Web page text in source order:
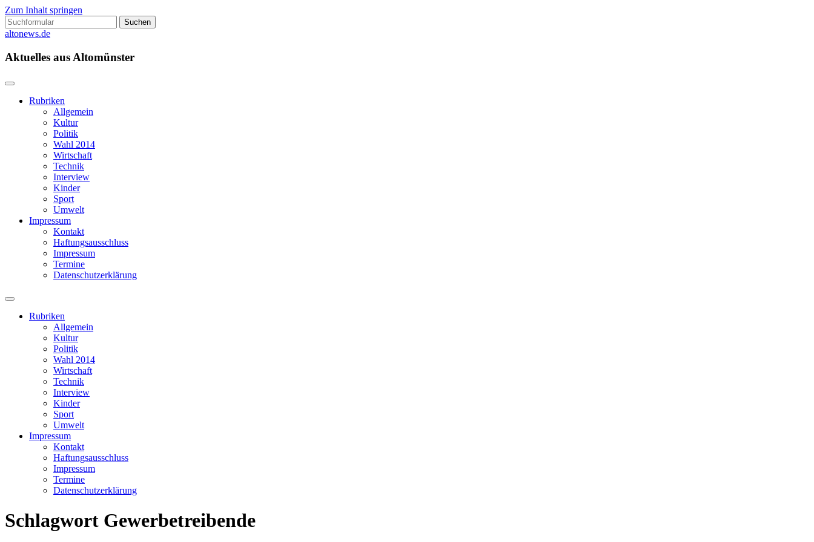
Zum Inhalt springen
Suchen
nach:
altonews.de
Aktuelles aus Altomünster
Rubriken
Allgemein
Kultur
Politik
Wahl 2014
Wirtschaft
Technik
Interview
Kinder
Sport
Umwelt
Impressum
Kontakt
Haftungsausschluss
Impressum
Termine
Datenschutzerklärung
Suchfeld
ein-/ausblenden
Rubriken
Allgemein
Kultur
Politik
Wahl 2014
Wirtschaft
Technik
Interview
Kinder
Sport
Umwelt
Impressum
Kontakt
Haftungsausschluss
Impressum
Termine
Datenschutzerklärung
Schlagwort Gewerbetreibende